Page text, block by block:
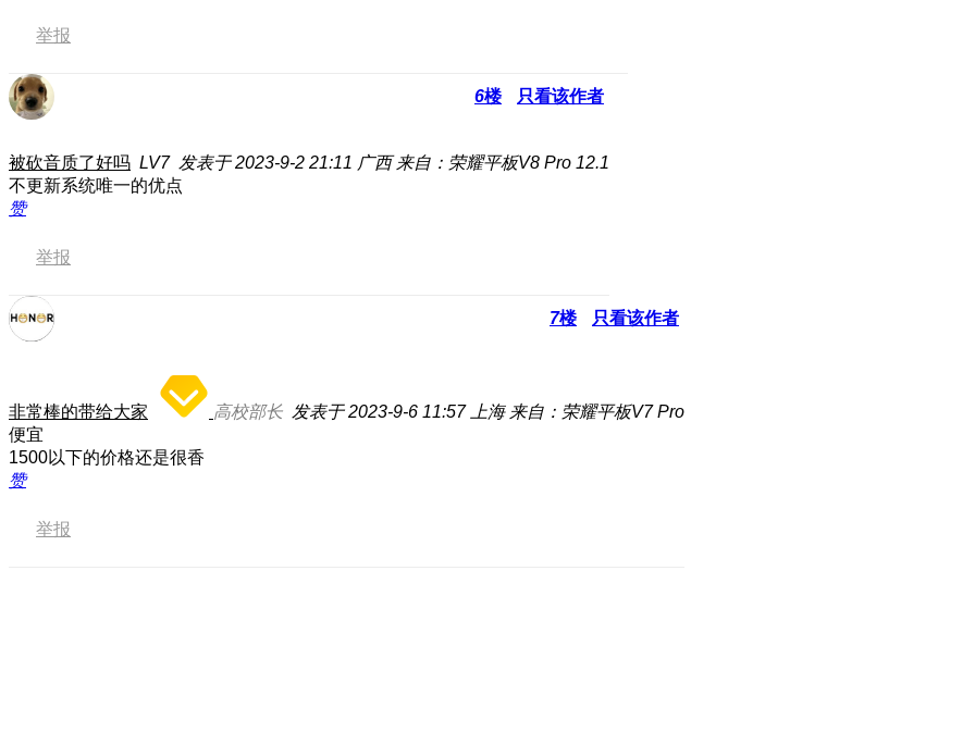
举报
6楼 只看该作者
被砍音质了好吗 LV7 发表于 2023-9-2 21:11 广西 来自：荣耀平板V8 Pro 12.1
不更新系统唯一的优点
赞
举报
7楼 只看该作者
非常棒的带给大家 高校部长 发表于 2023-9-6 11:57 上海 来自：荣耀平板V7 Pro
便宜
1500以下的价格还是很香
赞
举报